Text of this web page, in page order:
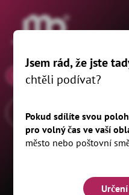
®
10.01.26
Jsem rád, že jste
chtěli podívat?
Pokud sdílíte svou
pro volný čas ve vaší
město nebo poštovní